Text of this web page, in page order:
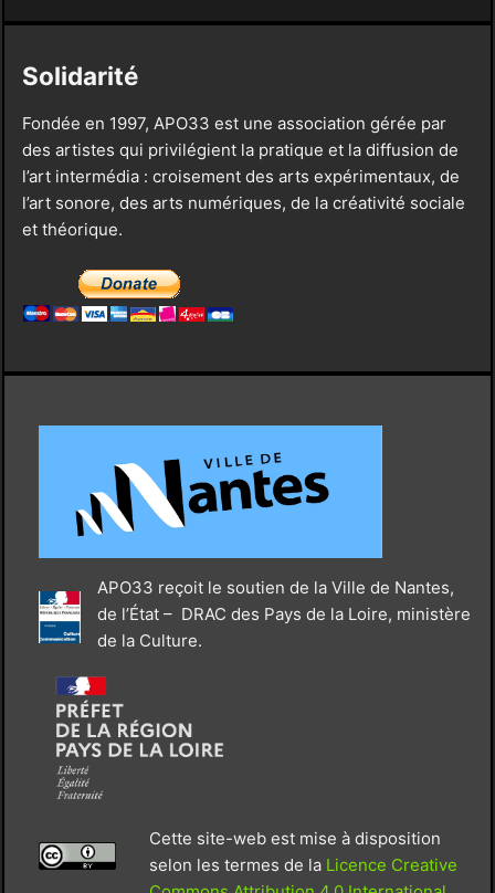
Solidarité
Fondée en 1997, APO33 est une association gérée par
des artistes qui privilégient la pratique et la diffusion de
l’art intermédia : croisement des arts expérimentaux, de
l’art sonore, des arts numériques, de la créativité sociale
et théorique.
APO33 reçoit le soutien de la Ville de Nantes,
de l’État – DRAC des Pays de la Loire, ministère
de la Culture.
Cette site-web est mise à disposition
selon les termes de la Licence Creative